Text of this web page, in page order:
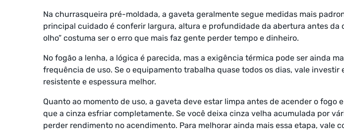
Na churrasqueira pré-moldada, a gaveta geralmente segue medidas mais
principal cuidado é conferir largura, altura e profundidade da abertura antes da
olho” costuma ser o erro que mais faz gente perder tempo e dinheiro.
No fogão a lenha, a lógica é parecida, mas a exigência térmica pode ser ainda
frequência de uso. Se o equipamento trabalha quase todos os dias, vale investir
resistente e espessura melhor.
Quanto ao momento de uso, a gaveta deve estar limpa antes de acender o fogo
que a cinza esfriar completamente. Se você deixa cinza velha acumulada por
perder rendimento no acendimento. Para melhorar ainda mais essa etapa, vale